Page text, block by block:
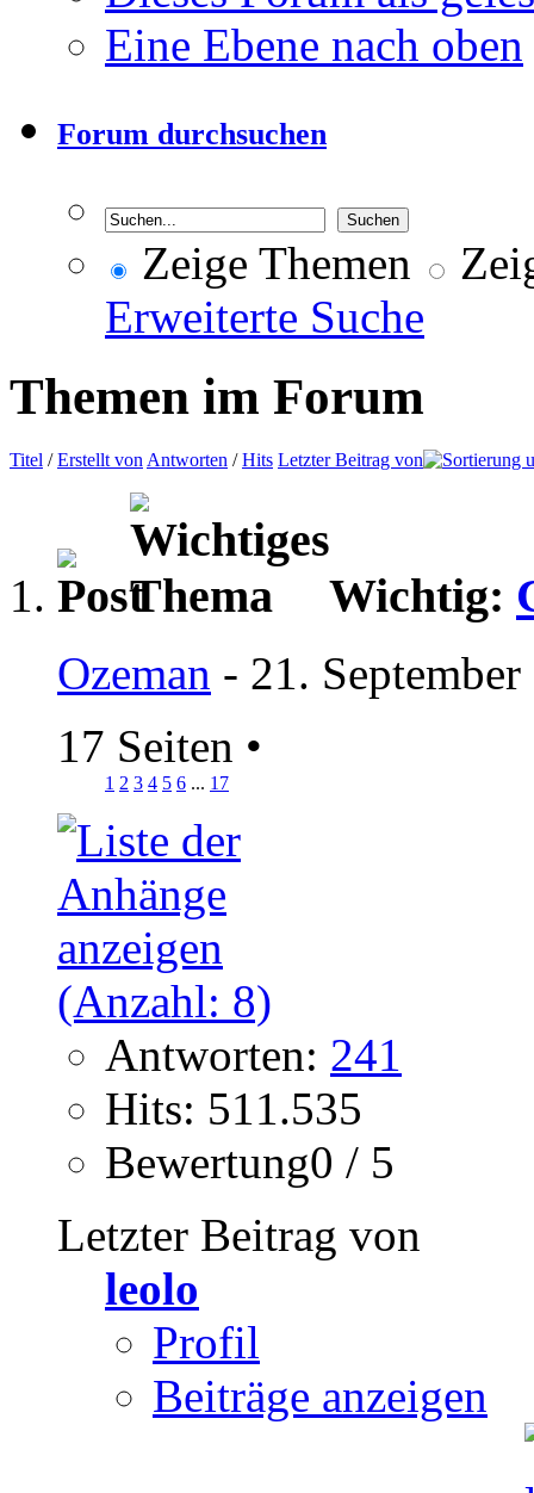
Eine Ebene nach oben
Forum durchsuchen
Zeige Themen
Erweiterte Suche
Themen im Forum
Titel /Erstellt von Antworten /Hits Letzter Beitrag von
Wichtig:
Ozeman - 21.
17 Seiten •
1 2 3 4 5 6 ... 17
Antworten: 241
Hits: 511.535
Bewertung0 / 5
Letzter Beitrag von
leolo
Profil
Beiträge anzeigen